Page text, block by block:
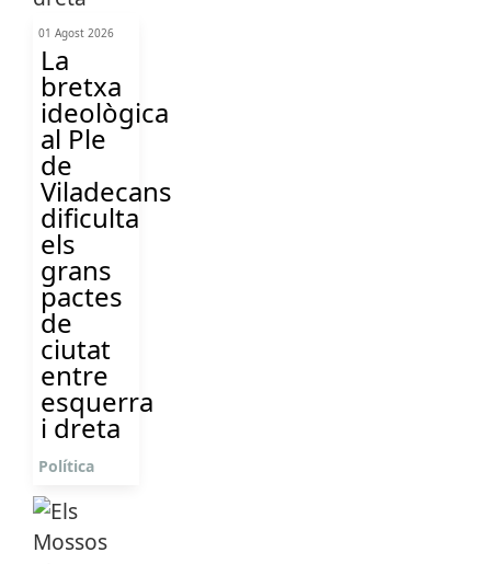
01 Agost 2026
La
bretxa
ideològica
al Ple
de
Viladecans
dificulta
els
grans
pactes
de
ciutat
entre
esquerra
i dreta
Política